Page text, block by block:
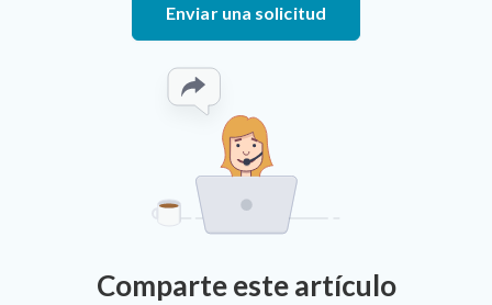
Enviar una solicitud
Comparte este artículo